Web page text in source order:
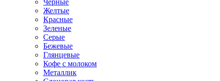
Черные
Желтые
Красные
Зеленые
Серые
Бежевые
Глянцевые
Кофе с молоком
Металлик